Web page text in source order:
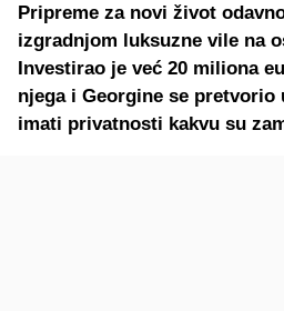
Pripreme za novi život
izgradnjom luksuzne vile na
Investirao je već 20 miliona
njega i Georgine se pretvorio
imati privatnosti kakvu su